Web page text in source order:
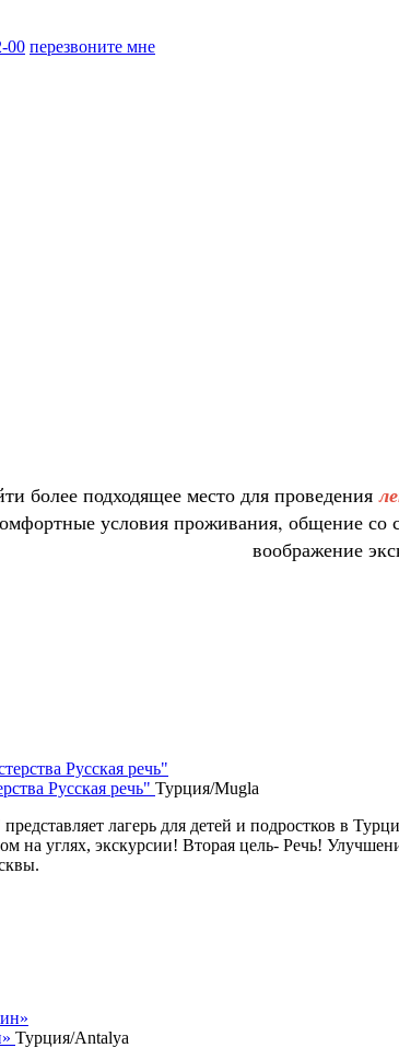
00 перезвоните мне
более подходящее место для проведения
условия проживания, общение
воображение
Русская речь" Турция/Mugla
лагерь для детей и подростков в
на углях, экскурсии! Вторая цель- Речь!
Турция/Antalya